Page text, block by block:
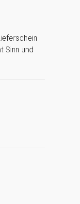
Sinn und